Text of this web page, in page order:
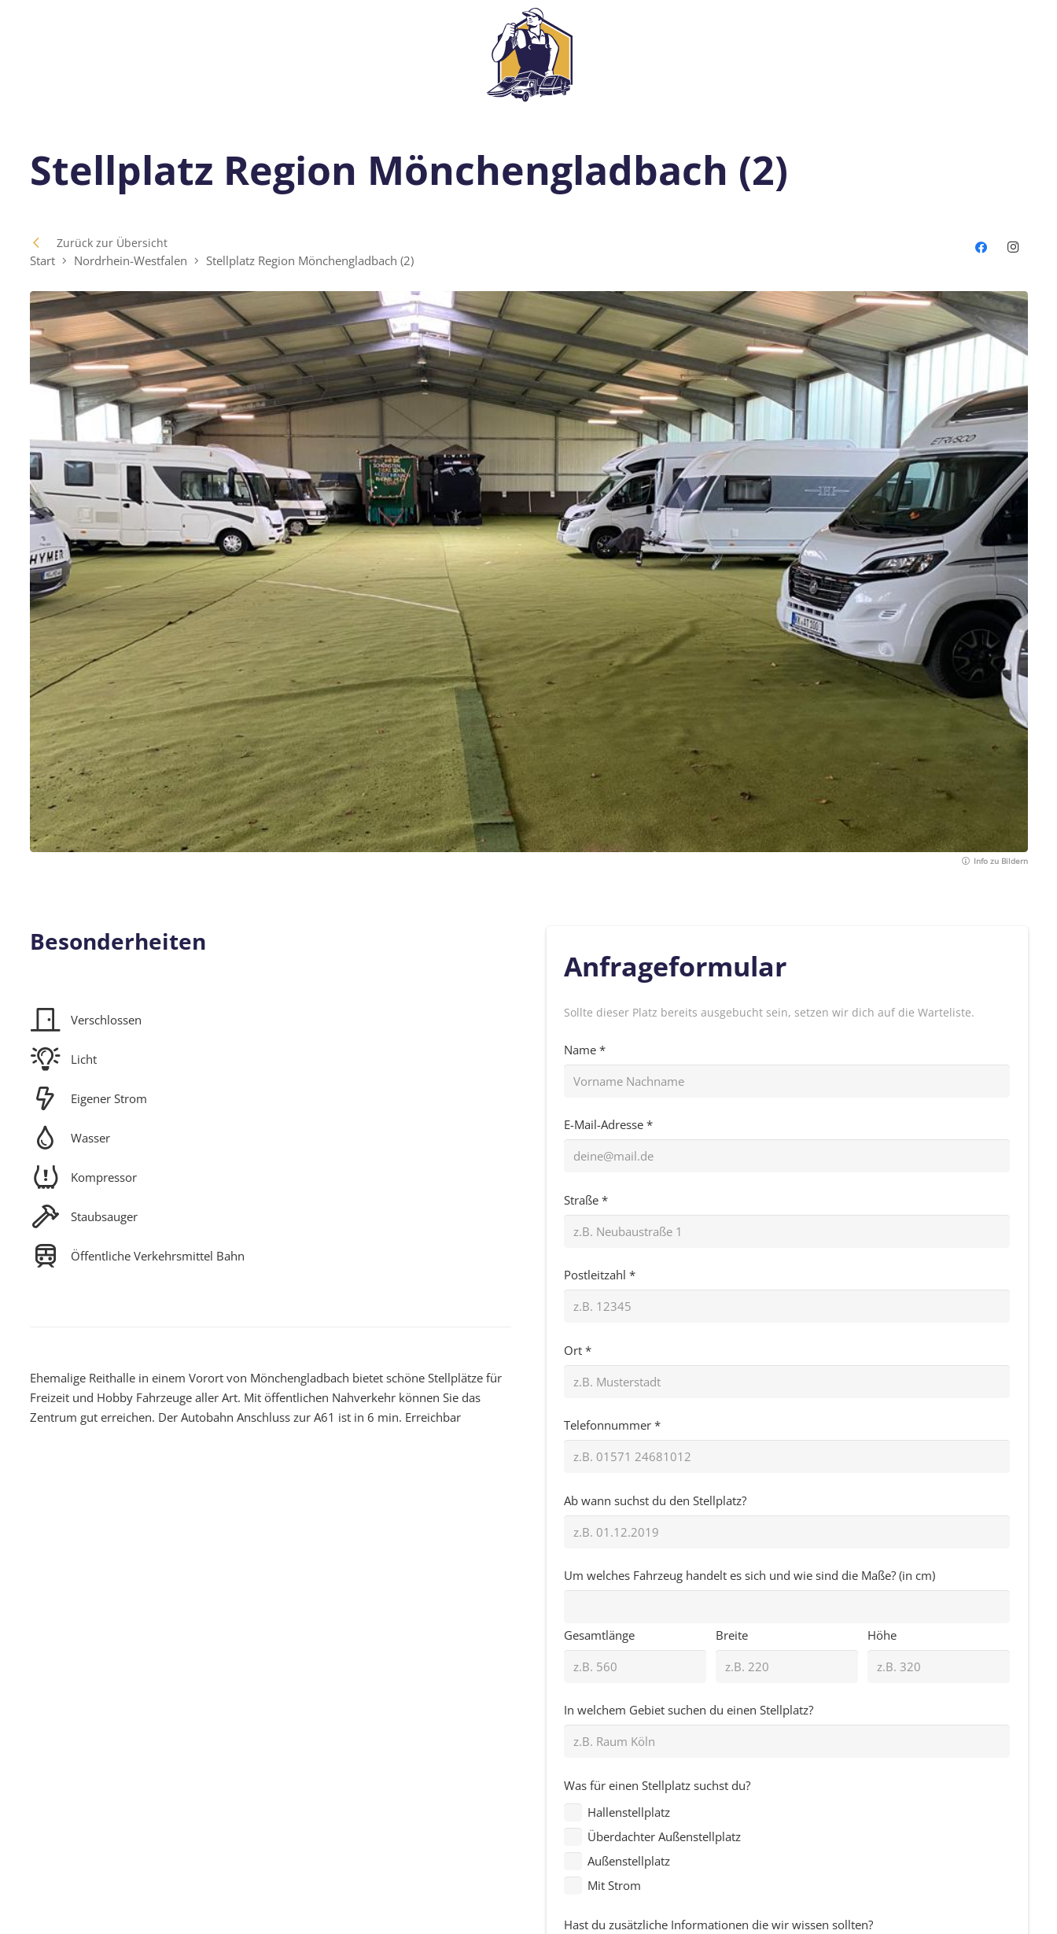
Stellplatz Region Mönchengladbach (2)
Zurück zur Übersicht
Start Nordrhein-Westfalen Stellplatz Region Mönchengladbach (2)
Info zu Bildern
Besonderheiten
Verschlossen
Licht
Eigener Strom
Wasser
Kompressor
Staubsauger
Öffentliche Verkehrsmittel Bahn
Ehemalige Reithalle in einem Vorort von Mönchengladbach bietet schöne Stellplätze für
Freizeit und Hobby Fahrzeuge aller Art. Mit öffentlichen Nahverkehr können Sie das
Zentrum gut erreichen. Der Autobahn Anschluss zur A61 ist in 6 min. Erreichbar
Anfrageformular
Sollte dieser Platz bereits ausgebucht sein, setzen wir dich auf die Warteliste.
Name *
E-Mail-Adresse *
Straße *
Postleitzahl *
Ort *
Telefonnummer *
Ab wann suchst du den Stellplatz?
Um welches Fahrzeug handelt es sich und wie sind die Maße? (in cm)
Gesamtlänge Breite Höhe
In welchem Gebiet suchen du einen Stellplatz?
Was für einen Stellplatz suchst du?
Hallenstellplatz
Überdachter Außenstellplatz
Außenstellplatz
Mit Strom
Hast du zusätzliche Informationen die wir wissen sollten?